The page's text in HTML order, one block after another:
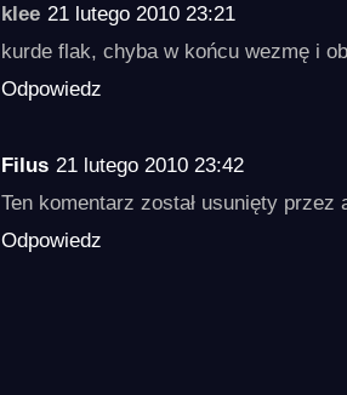
klee 21 lutego 2010 23:21
kurde flak, chyba w końcu wezmę i
Odpowiedz
Filus 21 lutego 2010 23:42
Ten komentarz został usunięty przez
Odpowiedz